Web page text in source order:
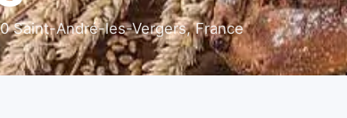
Saint-André-les-Vergers, France